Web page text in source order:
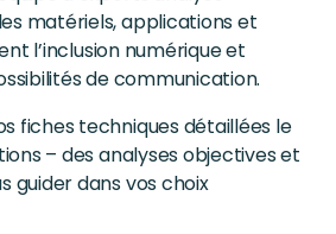
matériels, applications et
l’inclusion numérique et
de communication.
fiches techniques détaillées le
– des analyses objectives et
guider dans vos choix